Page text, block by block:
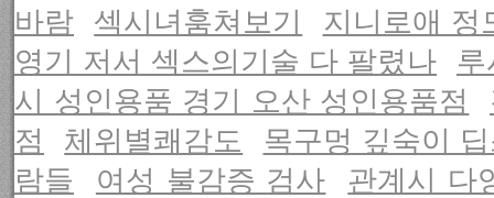
바람
섹시녀훔쳐보기
지니로애 정
영기 저서 섹스의기술 다 팔렸나
시 성인용품 경기 오산 성인용품점
점
체위별쾌감도
목구멍 깊숙이
람들
여성 불감증 검사
관계시 다